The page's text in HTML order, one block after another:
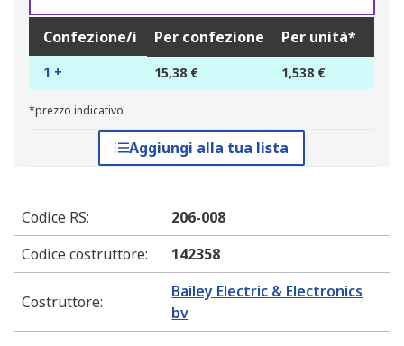
Confezione/i Per confezione Per unità*
1 + 15,38 € 1,538 €
*prezzo indicativo
Aggiungi alla tua lista
Codice RS:
206-008
Codice costruttore: 142358
Costruttore:
Bailey Electric & Electronics
bv